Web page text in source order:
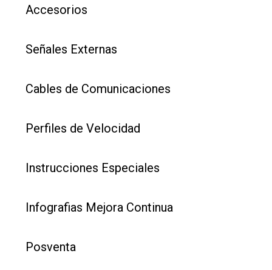
Accesorios
Señales Externas
Cables de Comunicaciones
Perfiles de Velocidad
Instrucciones Especiales
Infografias Mejora Continua
Posventa